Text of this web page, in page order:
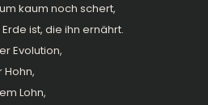
kaum noch schert,
ist, die ihn ernährt.
Evolution,
Lohn,